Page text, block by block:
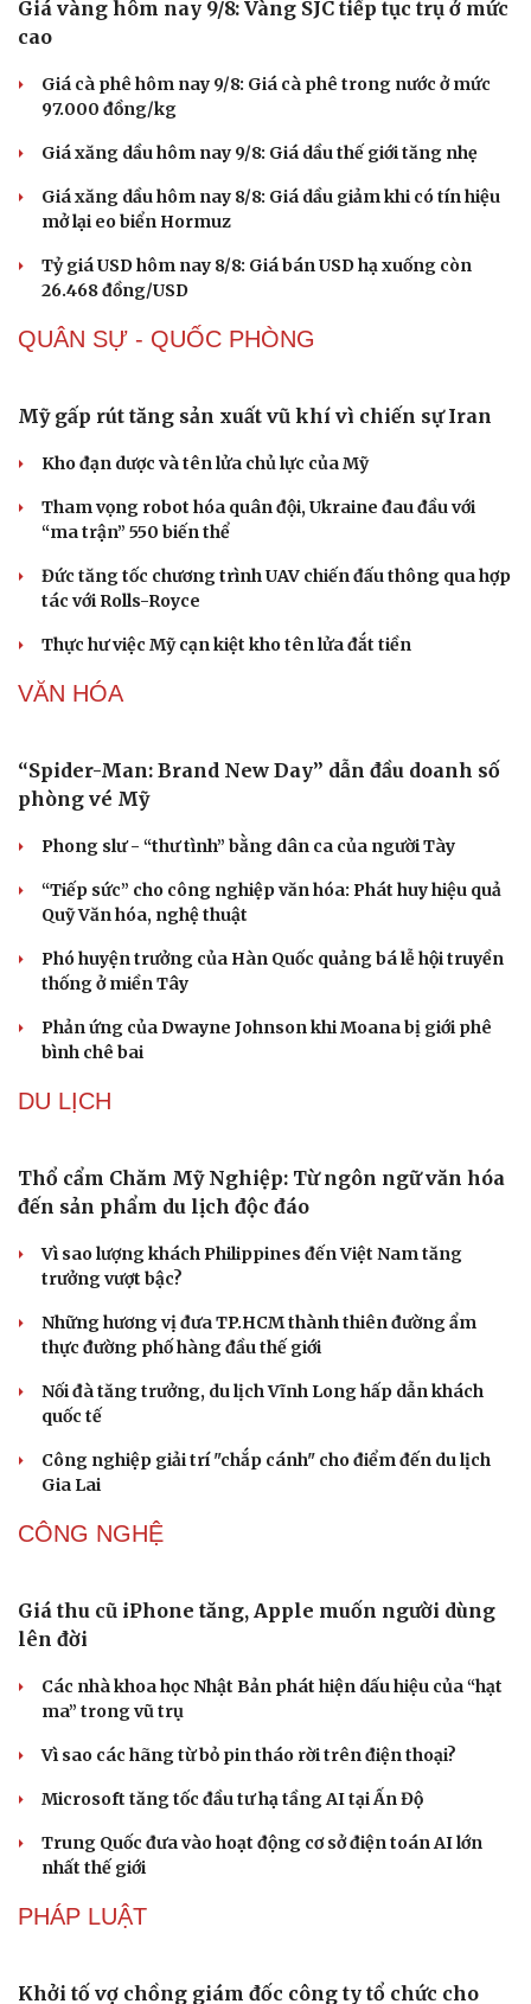
Sức khỏe
Dinh dưỡng - món ngon
Cây thuốc
Sản phụ khoa
Nam khoa
Phòng mạch online
Đời sống
Blog
Văn hóa Giải trí
Giá vàng hôm nay 9/8: Vàng SJC tiếp tục trụ ở mức
cao
Giá cà phê hôm nay 9/8: Giá cà phê trong nước ở mức
97.000 đồng/kg
Giá xăng dầu hôm nay 9/8: Giá dầu thế giới tăng nhẹ
Giá xăng dầu hôm nay 8/8: Giá dầu giảm khi có tín hiệu
mở lại eo biển Hormuz
Tỷ giá USD hôm nay 8/8: Giá bán USD hạ xuống còn
26.468 đồng/USD
QUÂN SỰ - QUỐC PHÒNG
Mỹ gấp rút tăng sản xuất vũ khí vì chiến sự Iran
Kho đạn dược và tên lửa chủ lực của Mỹ
Tham vọng robot hóa quân đội, Ukraine đau đầu với
“ma trận” 550 biến thể
Đức tăng tốc chương trình UAV chiến đấu thông qua hợp
tác với Rolls-Royce
Thực hư việc Mỹ cạn kiệt kho tên lửa đắt tiền
VĂN HÓA
“Spider-Man: Brand New Day” dẫn đầu doanh số
phòng vé Mỹ
Phong slư - “thư tình” bằng dân ca của người Tày
“Tiếp sức” cho công nghiệp văn hóa: Phát huy hiệu quả
Quỹ Văn hóa, nghệ thuật
Phó huyện trưởng của Hàn Quốc quảng bá lễ hội truyền
thống ở miền Tây
Phản ứng của Dwayne Johnson khi Moana bị giới phê
bình chê bai
DU LỊCH
Thổ cẩm Chăm Mỹ Nghiệp: Từ ngôn ngữ văn hóa
đến sản phẩm du lịch độc đáo
Vì sao lượng khách Philippines đến Việt Nam tăng
trưởng vượt bậc?
Những hương vị đưa TP.HCM thành thiên đường ẩm
thực đường phố hàng đầu thế giới
Nối đà tăng trưởng, du lịch Vĩnh Long hấp dẫn khách
quốc tế
Công nghiệp giải trí "chắp cánh" cho điểm đến du lịch
Gia Lai
CÔNG NGHỆ
Giá thu cũ iPhone tăng, Apple muốn người dùng
lên đời
Các nhà khoa học Nhật Bản phát hiện dấu hiệu của “hạt
ma” trong vũ trụ
Vì sao các hãng từ bỏ pin tháo rời trên điện thoại?
Microsoft tăng tốc đầu tư hạ tầng AI tại Ấn Độ
Trung Quốc đưa vào hoạt động cơ sở điện toán AI lớn
nhất thế giới
PHÁP LUẬT
Khởi tố vợ chồng giám đốc công ty tổ chức cho